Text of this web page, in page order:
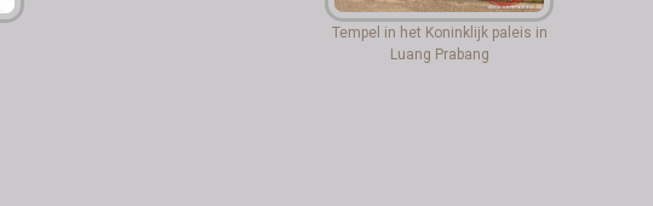
Tempel in het Koninklijk paleis in
Luang Prabang